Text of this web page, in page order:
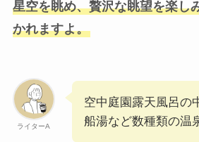
星空を眺め、贅沢な眺望を楽し
かれますよ。
ライターA
空中庭園露天風呂の
船湯など数種類の温